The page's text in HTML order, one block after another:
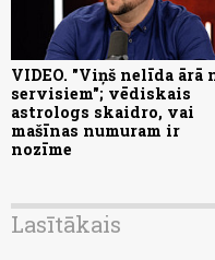
VIDEO. "Viņš nelīda ārā
servisiem"; vēdiskais
astrologs skaidro, vai
mašīnas numuram ir
nozīme
Lasītākais